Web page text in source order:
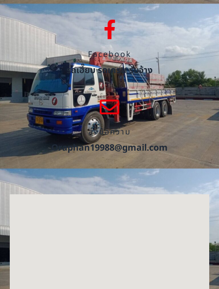
Facebook
รถเฮี๊ยบ รถเครน รับจ้าง
ส่งข้อความ
Oraphan19988@gmail.com